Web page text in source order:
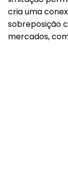
cria uma
sobreposição
mercados,